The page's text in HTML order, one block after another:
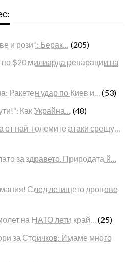
и рози“: Берак…
(205)
$20 милиарда репарации на
Ракетен удар по Киев и…
(53)
Как Украйна…
(48)
най-големите атаки срещу…
за здравето. Природата й…
След летището дронове
на НАТО лети край…
(25)
за Стоичков: Имаме много